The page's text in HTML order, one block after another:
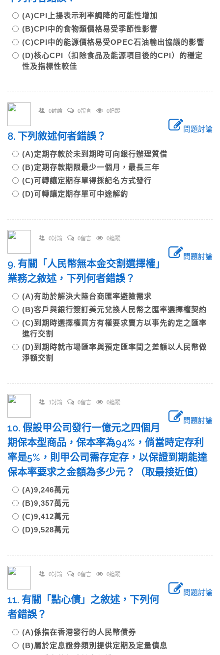
(A)CPI上揚表示利率調降的可能性增加
(B)CPI中的食物類價格易受季節性影響
(C)CPI中的能源價格易受OPEC石油輸出協議的影響
(D)核心CPI（扣除食品及能源項目後的CPI）的穩定
性及指標性較佳
0討論 0留言 0追蹤
問題討論
8. 下列敘述何者錯誤？
(A)定期存款於未到期時可向銀行辦理質借
(B)定期存款期限最少一個月，最長三年
(C)可轉讓定期存單得採記名方式發行
(D)可轉讓定期存單可中途解約
0討論 0留言 0追蹤
問題討論
9. 有關「人民幣無本金交割選擇權」
業務之敘述，下列何者錯誤？
(A)有助於解決大陸台商匯率避險需求
(B)客戶與銀行簽訂美元兌換人民幣之匯率選擇權契約
(C)到期時選擇權買方有權要求賣方以事先約定之匯率
進行交割
(D)到期時就市場匯率與預定匯率間之差額以人民幣做
淨額交割
1討論 0留言 0追蹤
問題討論
10. 假設甲公司發行一億元之四個月
期保本型商品，保本率為94%，倘當時定存利
率是5%，則甲公司需存定存，以保證到期能達
保本率要求之金額為多少元？（取最接近值）
(A)9,246萬元
(B)9,357萬元
(C)9,412萬元
(D)9,528萬元
0討論 0留言 0追蹤
問題討論
11. 有關「點心債」之敘述，下列何
者錯誤？
(A)係指在香港發行的人民幣債券
(B)屬於定息證券類別提供定期及定量債息